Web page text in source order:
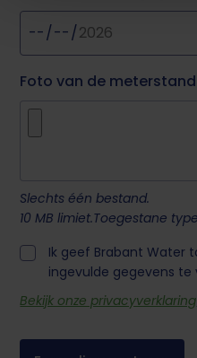
U kunt uw toestemming op
intrekken via de cookie
onderaan de pagina.
Foto van de
Slechts één bestand.
10 MB limiet.Toegestane
Ik geef Brabant Water
ingevulde gegevens te
Bekijk onze privacyverklaring